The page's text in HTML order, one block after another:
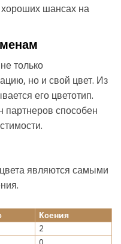
хороших шансах на
только
но и свой цвет. Из
его цветотип.
партнеров способен
являются самыми
Ксения
2